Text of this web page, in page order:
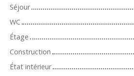
Séjour
WC
Étage
Construction
État intérieur